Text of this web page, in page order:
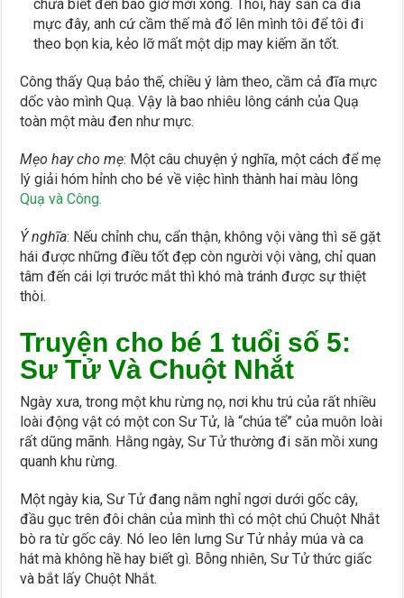
chưa biết đến bao giờ mới xong. Thôi, hay sẵn cả đĩa
mực đây, anh cứ cầm thế mà đổ lên mình tôi để tôi đi
theo bọn kia, kẻo lỡ mất một dịp may kiếm ăn tốt.
Công thấy Quạ bảo thế, chiều ý làm theo, cầm cả đĩa mực
dốc vào mình Quạ. Vậy là bao nhiêu lông cánh của Quạ
toàn một màu đen như mực.
Mẹo hay cho mẹ: Một câu chuyện ý nghĩa, một cách để mẹ
lý giải hóm hỉnh cho bé về việc hình thành hai màu lông
Quạ và Công.
Ý nghĩa: Nếu chỉnh chu, cẩn thận, không vội vàng thì sẽ gặt
hái được những điều tốt đẹp còn người vội vàng, chỉ quan
tâm đến cái lợi trước mắt thì khó mà tránh được sự thiệt
thòi.
Truyện cho bé 1 tuổi số 5:
Sư Tử Và Chuột Nhắt
Ngày xưa, trong một khu rừng nọ, nơi khu trú của rất nhiều
loài động vật có một con Sư Tử, là “chúa tể” của muôn loài
rất dũng mãnh. Hằng ngày, Sư Tử thường đi săn mồi xung
quanh khu rừng.
Một ngày kia, Sư Tử đang nằm nghỉ ngơi dưới gốc cây,
đầu gục trên đôi chân của mình thì có một chú Chuột Nhắt
bò ra từ gốc cây. Nó leo lên lưng Sư Tử nhảy múa và ca
hát mà không hề hay biết gì. Bỗng nhiên, Sư Tử thức giấc
và bắt lấy Chuột Nhắt.